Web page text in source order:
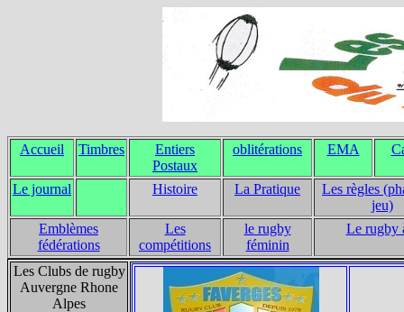
Accueil Timbres
Entiers
Postaux
oblitérations EMA
Le journal Histoire La Pratique
Les règles
jeu)
Emblèmes
fédérations
Les
compétitions
le rugby
féminin
Le rugby
Les Clubs de rugby
Auvergne Rhone
Alpes